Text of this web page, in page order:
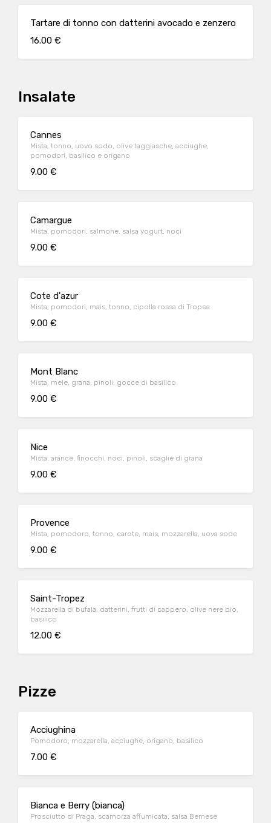
Tartare di tonno con datterini avocado e zenzero
16.00 €
Insalate
Cannes
Mista, tonno, uovo sodo, olive taggiasche, acciughe,
pomodori, basilico e origano
9.00 €
Camargue
Mista, pomodori, salmone, salsa yogurt, noci
9.00 €
Cote d'azur
Mista, pomodori, mais, tonno, cipolla rossa di Tropea
9.00 €
Mont Blanc
Mista, mele, grana, pinoli, gocce di basilico
9.00 €
Nice
Mista, arance, finocchi, noci, pinoli, scaglie di grana
9.00 €
Provence
Mista, pomodoro, tonno, carote, mais, mozzarella, uova sode
9.00 €
Saint-Tropez
Mozzarella di bufala, datterini, frutti di cappero, olive nere bio,
basilico
12.00 €
Pizze
Acciughina
Pomodoro, mozzarella, acciughe, origano, basilico
7.00 €
Bianca e Berry (bianca)
Prosciutto di Praga, scamorza affumicata, salsa Bernese